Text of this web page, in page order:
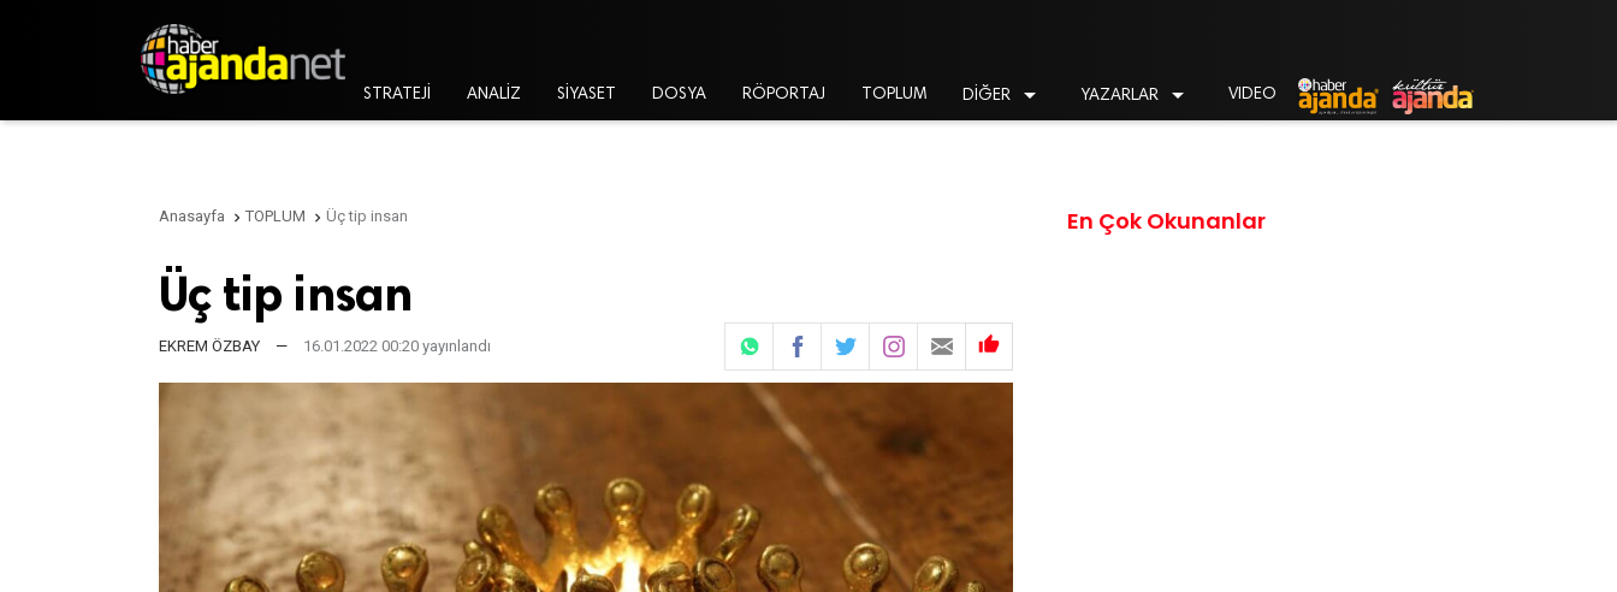
STRATEJİ ANALİZ SİYASET DOSYA RÖPORTAJ TOPLUM DİĞER  YAZARLAR  VIDEO
Anasayfa  TOPLUM  Üç tip insan
Üç tip insan
EKREM ÖZBAY — 16.01.2022 00:20 yayınlandı 
En Çok Okunanlar